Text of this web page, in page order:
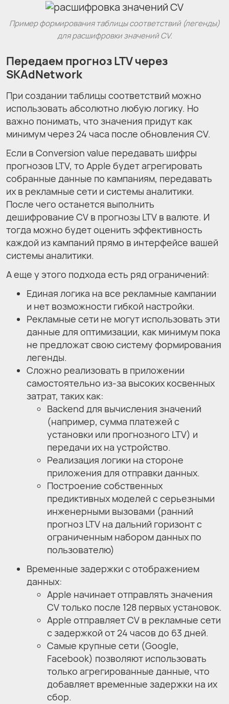
Пример формирования таблицы соответствий (легенды)
для расшифровки значений CV.
Передаем прогноз LTV через
SKAdNetwork
При создании таблицы соответствий можно
использовать абсолютно любую логику. Но
важно понимать, что значения придут как
минимум через 24 часа после обновления CV.
Если в Conversion value передавать шифры
прогнозов LTV, то Apple будет агрегировать
собранные данные по кампаниям, передавать
их в рекламные сети и системы аналитики.
После чего останется выполнить
дешифрование CV в прогнозы LTV в валюте. И
тогда можно будет оценить эффективность
каждой из кампаний прямо в интерфейсе вашей
системы аналитики.
А еще у этого подхода есть ряд ограничений:
Единая логика на все рекламные кампании
и нет возможности гибкой настройки.
Рекламные сети не могут использовать эти
данные для оптимизации, как минимум пока
не предложат свою систему формирования
легенды.
Сложно реализовать в приложении
самостоятельно из-за высоких косвенных
затрат, таких как:
Backend для вычисления значений
(например, сумма платежей с
установки или прогнозного LTV) и
передачи их на устройство.
Реализация логики на стороне
приложения для отправки данных.
Построение собственных
предиктивных моделей с серьезными
инженерными вызовами (ранний
прогноз LTV на дальний горизонт с
ограниченным набором данных по
пользователю)
Временные задержки с отображением
данных:
Apple начинает отправлять значения
CV только после 128 первых установок.
Apple отправляет CV в рекламные сети
с задержкой от 24 часов до 63 дней.
Самые крупные сети (Google,
Facebook) позволяют использовать
только агрегированные данные, что
добавляет временные задержки на их
сбор.